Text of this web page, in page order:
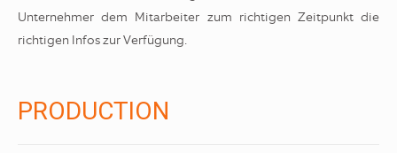
Unternehmer dem Mitarbeiter zum richtigen Zeitpunkt die
richtigen Infos zur Verfügung.
PRODUCTION